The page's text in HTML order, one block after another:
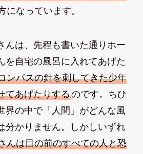
になっています。
んは、先程も書いた通りホー
を自宅の風呂に入れてあげた
ンパスの針を刺してきた少年
てあげたりするのです。ちひ
界の中で「人間」がどんな風
分かりません。しかしいずれ
んは目の前のすべての人と恐